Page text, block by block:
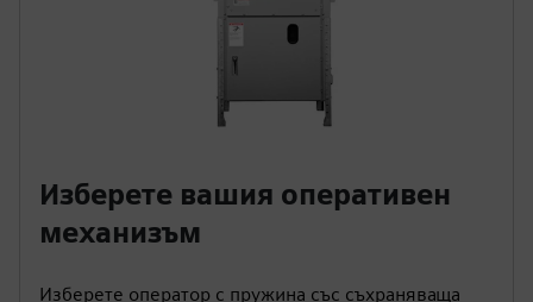
Изберете вашия оперативен
механизъм
Изберете оператор с пружина със съхраняваща